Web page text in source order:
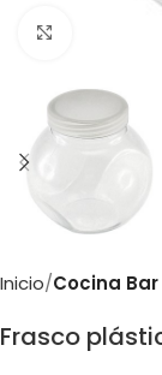
Clic para
Inicio Cocina
Frasco